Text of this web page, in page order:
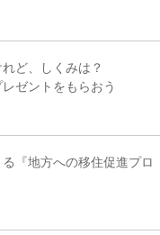
ど、しくみは？
ゼントをもらおう
『地方への移住促進プロ